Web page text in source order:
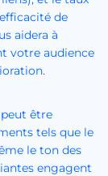
de
aidera à
votre audience
être
tels que le
le ton des
engagent